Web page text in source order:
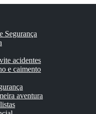
Segurança
acidentes
e caimento
aventura